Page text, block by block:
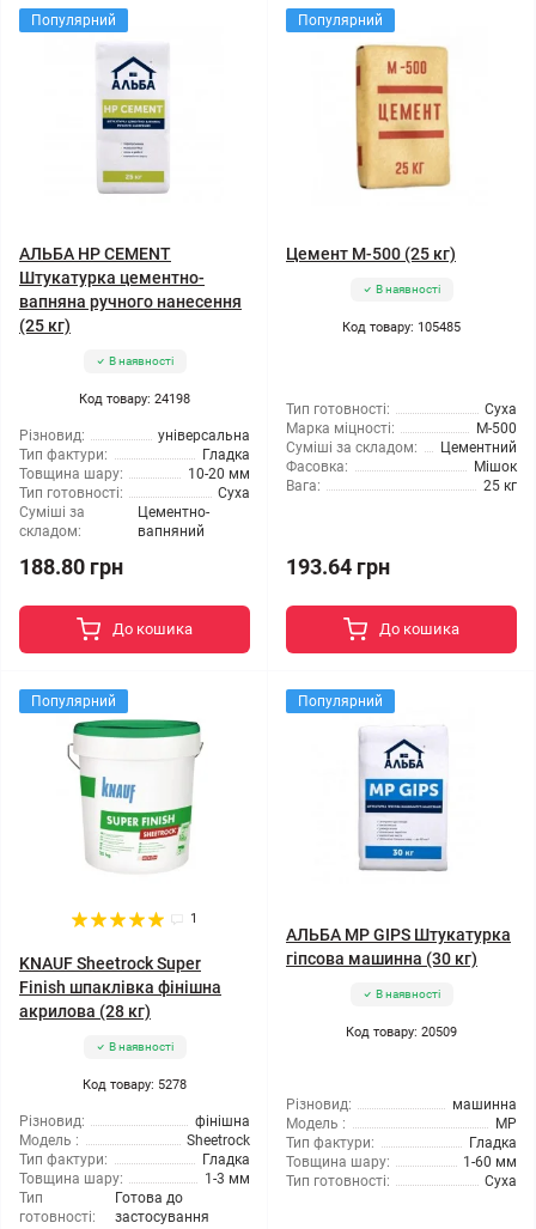
Популярний
АЛЬБА HP CEMENT
Штукатурка цементно-
вапняна ручного нанесення
(25 кг)
В наявності
Код товару: 24198
Різновид:
універсальна
Тип фактури:
Гладка
Товщина шару:
10-20 мм
Тип готовності:
Суха
Суміші за
складом:
Цементно-
вапняний
188.80 грн
До кошика
Популярний
Цемент М-500 (25 кг)
В наявності
Код товару: 105485
Тип готовності:
Суха
Марка міцності:
М-500
Суміші за складом:
Цементний
Фасовка:
Мішок
Вага:
25 кг
193.64 грн
До кошика
Популярний
1
KNAUF Sheetrock Super
Finish шпаклівка фінішна
акрилова (28 кг)
В наявності
Код товару: 5278
Різновид:
фінішна
Модель :
Sheetrock
Тип фактури:
Гладка
Товщина шару:
1-3 мм
Тип
готовності:
Готова до
застосування
Популярний
АЛЬБА MP GIPS Штукатурка
гіпсова машинна (30 кг)
В наявності
Код товару: 20509
Різновид:
машинна
Модель :
MP
Тип фактури:
Гладка
Товщина шару:
1-60 мм
Тип готовності:
Суха